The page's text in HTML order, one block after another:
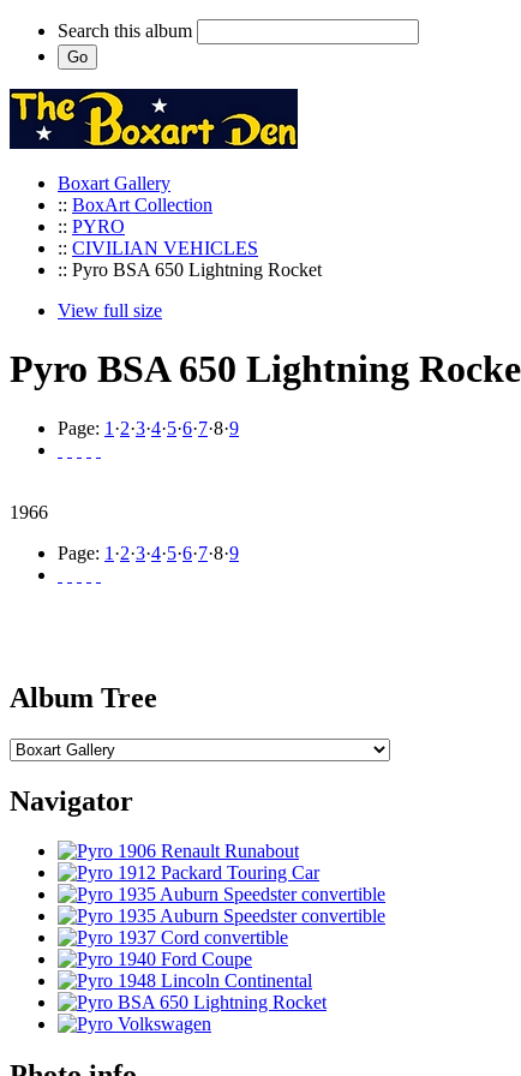
Search this album
Boxart Gallery
:: BoxArt Collection
:: PYRO
:: CIVILIAN VEHICLES
:: Pyro BSA 650 Lightning Rocket
View full size
Pyro BSA 650 Lightning
Page: 1 ·2·3·4·5·6·7·8·9
1966
Page: 1 ·2·3·4·5·6·7·8·9
Album Tree
Navigator